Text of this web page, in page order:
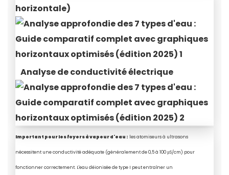
horizontale)
Analyse de conductivité électrique
Important pour les foyers à vapeur d'eau : les atomiseurs à ultrasons
nécessitent une conductivité adéquate (généralement de 0,5 à 100 μS/cm) pour
fonctionner correctement. L'eau déionisée de type I peut entraîner un